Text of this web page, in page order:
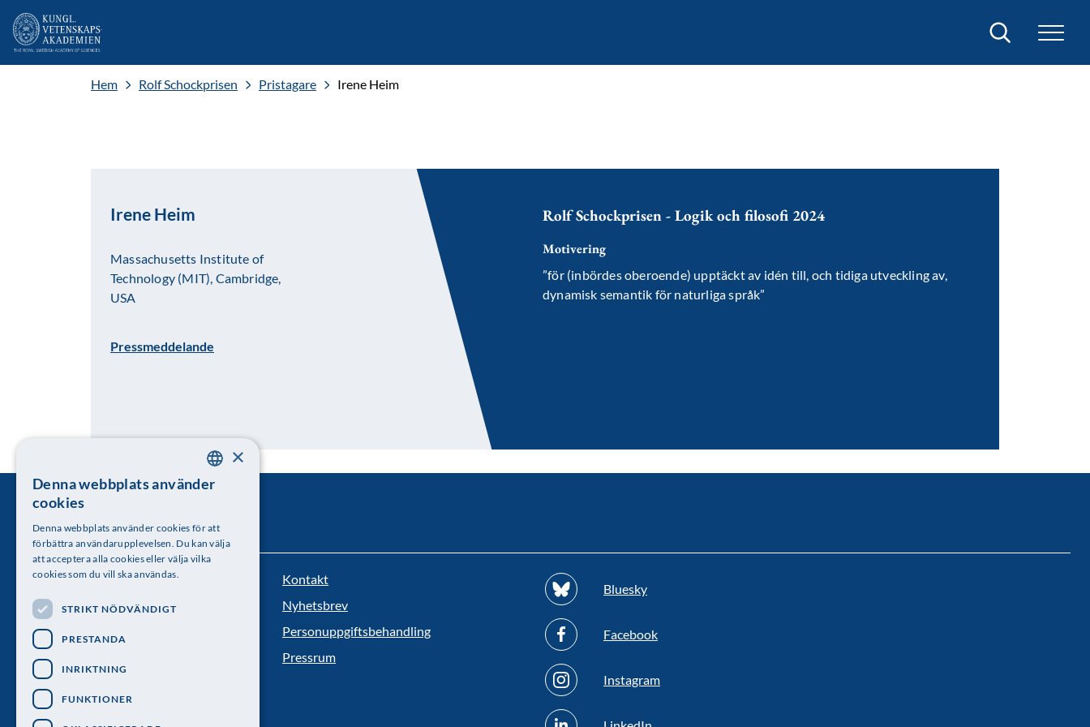
Sök
Hem Rolf Schockprisen Pristagare Irene Heim
Irene Heim
Massachusetts Institute of
Technology (MIT), Cambridge,
USA
Rolf Schockprisen - Logik och filosofi 2024
Motivering
”för (inbördes oberoende) upptäckt av idén till, och tidiga utveckling av,
dynamisk semantik för naturliga språk”
Pressmeddelande
Kungl. Vetenskapsakademien
Besöksadress: Lilla Frescativägen 4A
Telefon: 08-673 95 00
Kontakt
Nyhetsbrev
Personuppgiftsbehandling
Pressrum
Bluesky
Facebook
Instagram
SWEDISH
×
Denna webbplats använder
cookies
Denna webbplats använder cookies för att
förbättra användarupplevelsen. Du kan välja
att acceptera alla cookies eller välja vilka
cookies som du vill ska användas.
STRIKT NÖDVÄNDIGT
PRESTANDA
INRIKTNING
FUNKTIONER